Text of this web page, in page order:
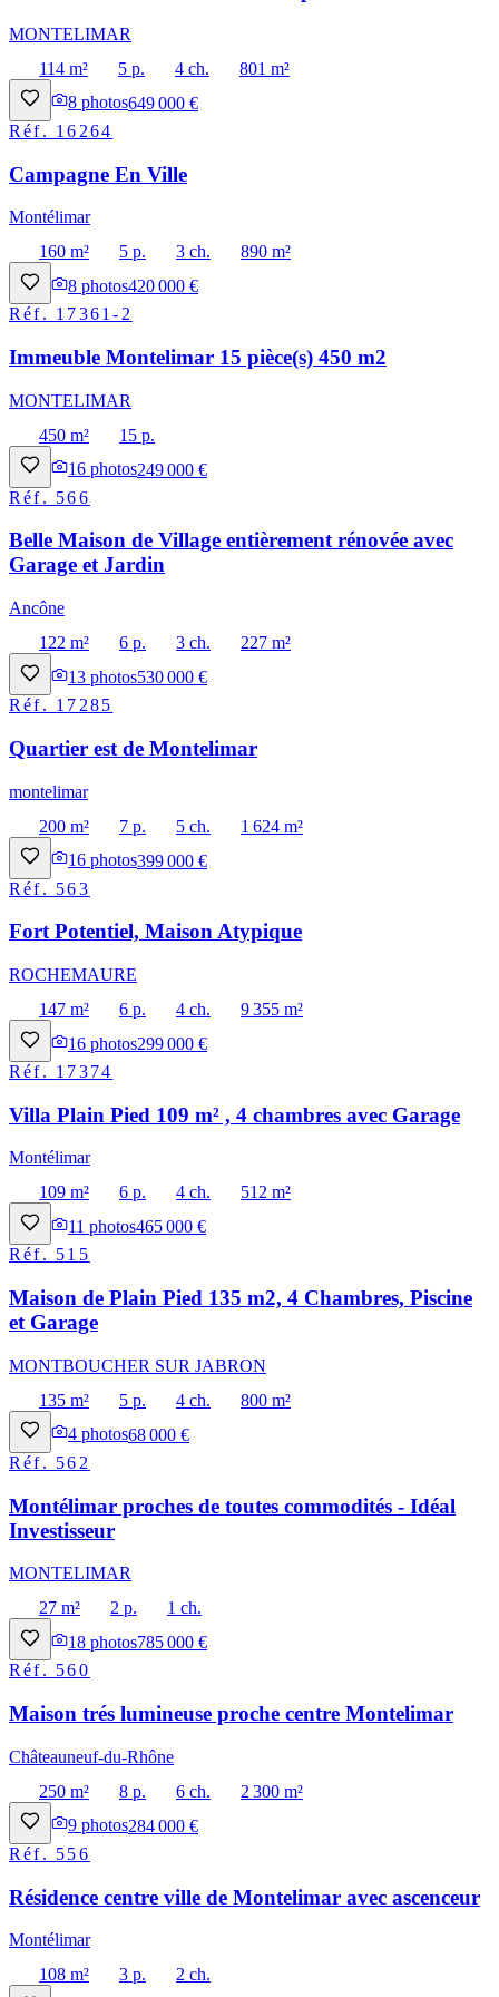
MONTELIMAR
114 m²
5 p. 4 ch.
801 m²
8 photos649 000 €
Réf. 16264
Campagne En Ville
Montélimar
160 m²
5 p. 3 ch.
890 m²
8 photos420 000 €
Réf. 17361-2
Immeuble Montelimar 15 pièce(s) 450 m2
MONTELIMAR
450 m²
15 p.
16 photos249 000 €
Réf. 566
Belle Maison de Village entièrement rénovée avec
Garage et Jardin
Ancône
122 m²
6 p. 3 ch.
227 m²
13 photos530 000 €
Réf. 17285
Quartier est de Montelimar
montelimar
200 m²
7 p. 5 ch.
1 624 m²
16 photos399 000 €
Réf. 563
Fort Potentiel, Maison Atypique
ROCHEMAURE
147 m²
6 p. 4 ch.
9 355 m²
16 photos299 000 €
Réf. 17374
Villa Plain Pied 109 m² , 4 chambres avec Garage
Montélimar
109 m²
6 p. 4 ch.
512 m²
11 photos465 000 €
Réf. 515
Maison de Plain Pied 135 m2, 4 Chambres, Piscine
et Garage
MONTBOUCHER SUR JABRON
135 m²
5 p. 4 ch.
800 m²
4 photos68 000 €
Réf. 562
Montélimar proches de toutes commodités - Idéal
Investisseur
MONTELIMAR
27 m²
2 p.
1 ch.
18 photos785 000 €
Réf. 560
Maison trés lumineuse proche centre Montelimar
Châteauneuf-du-Rhône
250 m²
8 p. 6 ch.
2 300 m²
9 photos284 000 €
Réf. 556
Résidence centre ville de Montelimar avec ascenceur
Montélimar
108 m²
3 p.
2 ch.